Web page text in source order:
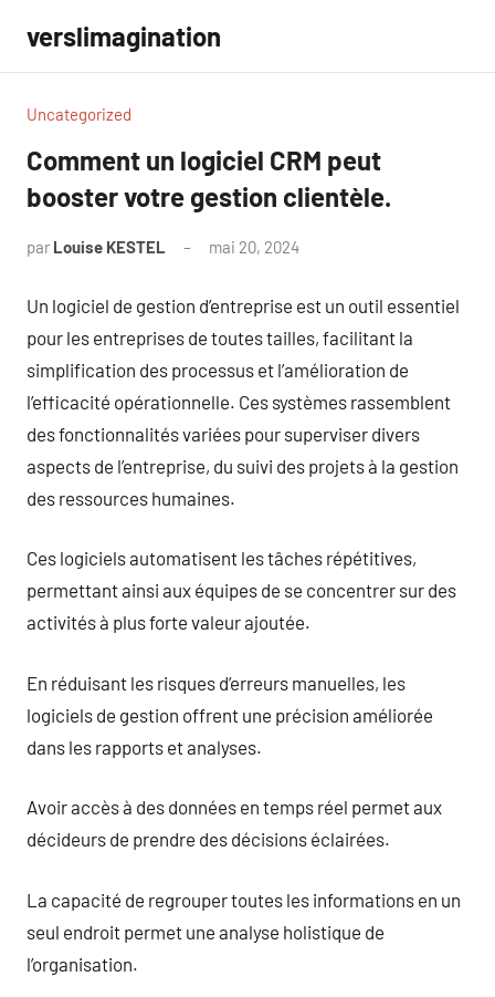
contenu
verslimagination
Uncategorized
Comment un logiciel CRM peut
booster votre gestion clientèle.
par Louise KESTEL mai 20, 2024
Un logiciel de gestion d’entreprise est un outil essentiel
pour les entreprises de toutes tailles, facilitant la
simplification des processus et l’amélioration de
l’efficacité opérationnelle. Ces systèmes rassemblent
des fonctionnalités variées pour superviser divers
aspects de l’entreprise, du suivi des projets à la gestion
des ressources humaines.
Ces logiciels automatisent les tâches répétitives,
permettant ainsi aux équipes de se concentrer sur des
activités à plus forte valeur ajoutée.
En réduisant les risques d’erreurs manuelles, les
logiciels de gestion offrent une précision améliorée
dans les rapports et analyses.
Avoir accès à des données en temps réel permet aux
décideurs de prendre des décisions éclairées.
La capacité de regrouper toutes les informations en un
seul endroit permet une analyse holistique de
l’organisation.